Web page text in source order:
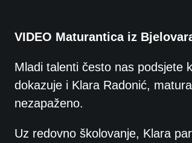
VIDEO Maturantica iz
Mladi talenti često nas podsjete
dokazuje i Klara Radonić,
nezapaženo.
Uz redovno školovanje, Klara